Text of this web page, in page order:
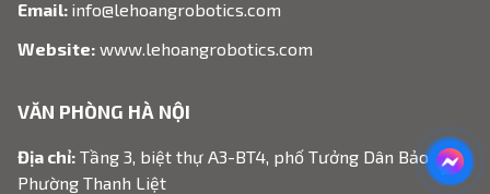
Email: info@lehoangrobotics.com
Website: www.lehoangrobotics.com
VĂN PHÒNG HÀ NỘI
Địa chỉ: Tầng 3, biệt thự A3-BT4, phố Tưởng Dân Bảo,
Phường Thanh Liệt